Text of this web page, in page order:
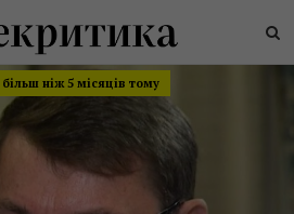
більш ніж 5 місяців тому